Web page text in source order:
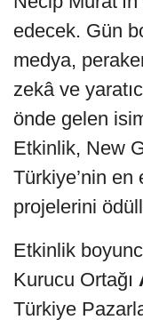
edecek. Gün
medya,
zekâ ve
önde gelen
Etkinlik, New
Türkiye’nin
projelerini
Etkinlik
Kurucu Ortağı
Türkiye